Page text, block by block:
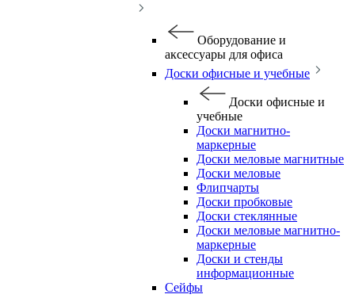
Оборудование и
аксессуары для офиса
Доски офисные и учебные
Доски офисные и
учебные
Доски магнитно-
маркерные
Доски меловые магнитные
Доски меловые
Флипчарты
Доски пробковые
Доски стеклянные
Доски меловые магнитно-
маркерные
Доски и стенды
информационные
Сейфы